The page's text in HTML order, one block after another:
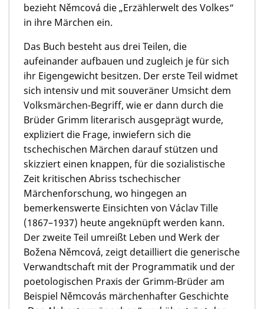
bezieht Němcová die „Erzählerwelt des Volkes“
in ihre Märchen ein.
Das Buch besteht aus drei Teilen, die
aufeinander aufbauen und zugleich je für sich
ihr Eigengewicht besitzen. Der erste Teil widmet
sich intensiv und mit souveräner Umsicht dem
Volksmärchen-Begriff, wie er dann durch die
Brüder Grimm literarisch ausgeprägt wurde,
expliziert die Frage, inwiefern sich die
tschechischen Märchen darauf stützen und
skizziert einen knappen, für die sozialistische
Zeit kritischen Abriss tschechischer
Märchenforschung, wo hingegen an
bemerkenswerte Einsichten von Václav Tille
(1867–1937) heute angeknüpft werden kann.
Der zweite Teil umreißt Leben und Werk der
Božena Němcová, zeigt detailliert die generische
Verwandtschaft mit der Programmatik und der
poetologischen Praxis der Grimm-Brüder am
Beispiel Němcovás märchenhafter Geschichte